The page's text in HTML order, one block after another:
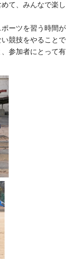
て、みんなで楽し
ポーツを習う時間が
競技をやることで
参加者にとって有